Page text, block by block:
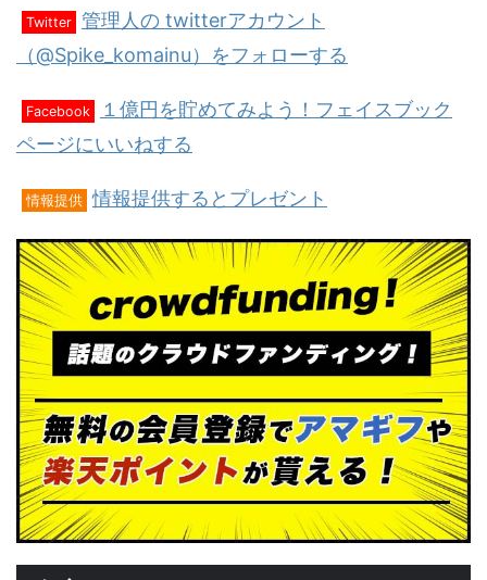
Twitter 管理人の twitterアカウント
（@Spike_komainu）をフォローする
Facebook
１億円を貯めてみよう！フェイスブック
ページにいいねする
情報提供 情報提供するとプレゼント